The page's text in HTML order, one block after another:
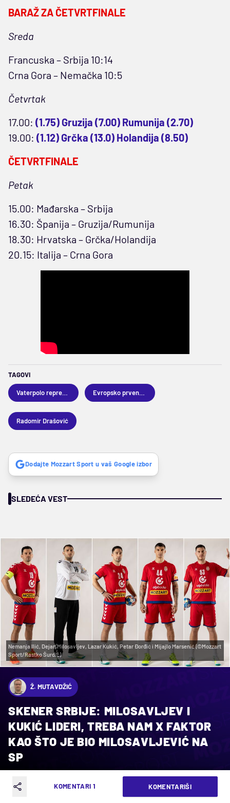
BARAŽ ZA ČETVRTFINALE
Sreda
Francuska – Srbija 10:14
Crna Gora – Nemačka 10:5
Četvrtak
17.00: (1.75) Gruzija (7.00) Rumunija (2.70)
19.00: (1.12) Grčka (13.0) Holandija (8.50)
ČETVRTFINALE
Petak
15.00: Mađarska – Srbija
16.30: Španija – Gruzija/Rumunija
18.30: Hrvatska – Grčka/Holandija
20.15: Italija – Crna Gora
TAGOVI
Radomir Drašović
Dodajte Mozzart Sport u vaš Google izbor
SLEDEĆA VEST
Nemanja Ilić, Dejan Milosavljev, Lazar Kukić, Petar Đorđić i Mijajlo Marsenić (©Mozzart
Sport/Rastko Šurdić)
Ž. MUTAVDŽIĆ
SKENER SRBIJE: MILOSAVLJEV I
KUKIĆ LIDERI, TREBA NAM X FAKTOR
KAO ŠTO JE BIO MILOSAVLJEVIĆ NA
SP
VREME ČITANJA: 4MIN | ČET. 11.01.24. | 09:40
KOMENTARI 1 KOMENTARIŠI